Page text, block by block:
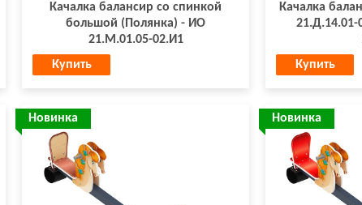
Качалка балансир со спинкой
большой (Полянка) - ИО
21.М.01.05-02.И1
Купить
Качалка
Купить
Новинка Новинка